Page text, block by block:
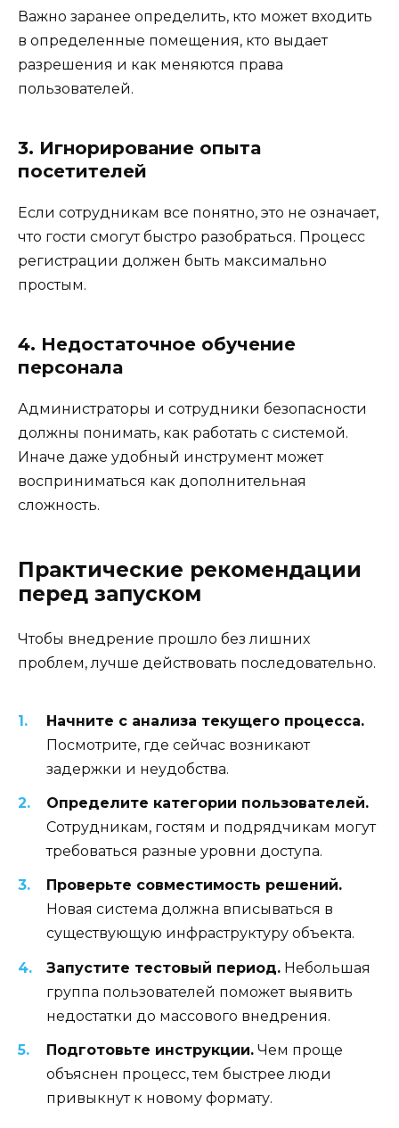
Важно заранее определить, кто может входить
в определенные помещения, кто выдает
разрешения и как меняются права
пользователей.
3. Игнорирование опыта
посетителей
Если сотрудникам все понятно, это не означает,
что гости смогут быстро разобраться. Процесс
регистрации должен быть максимально
простым.
4. Недостаточное обучение
персонала
Администраторы и сотрудники безопасности
должны понимать, как работать с системой.
Иначе даже удобный инструмент может
восприниматься как дополнительная
сложность.
Практические рекомендации
перед запуском
Чтобы внедрение прошло без лишних
проблем, лучше действовать последовательно.
Начните с анализа текущего процесса.
Посмотрите, где сейчас возникают
задержки и неудобства.
Определите категории пользователей.
Сотрудникам, гостям и подрядчикам могут
требоваться разные уровни доступа.
Проверьте совместимость решений.
Новая система должна вписываться в
существующую инфраструктуру объекта.
Запустите тестовый период. Небольшая
группа пользователей поможет выявить
недостатки до массового внедрения.
Подготовьте инструкции. Чем проще
объяснен процесс, тем быстрее люди
привыкнут к новому формату.